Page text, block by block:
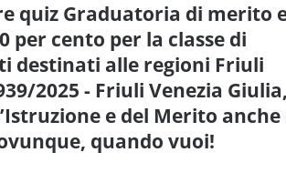
quiz Graduatoria di merito
per cento per la classe di
destinati alle regioni Friuli
2025 - Friuli Venezia Giulia,
e del Merito anche
quando vuoi!